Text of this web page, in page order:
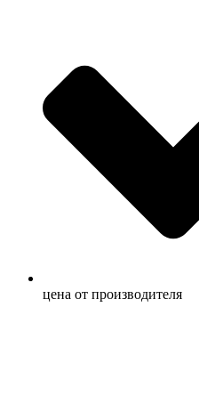
ценa от производителя